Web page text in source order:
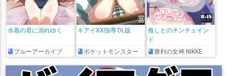
水着の君に溺れゆく
ブルーアーカイブ
キアイXX指導 DL版
ポケットモンスター
推しとのチンチェイン
ド
勝利の女神:NIKKE